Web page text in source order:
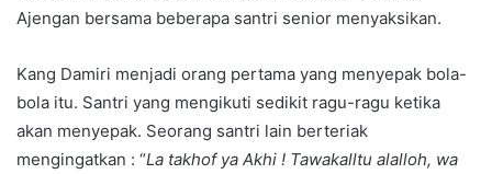
Ajengan bersama beberapa santri senior menyaksikan.
Kang Damiri menjadi orang pertama yang menyepak bola-
bola itu. Santri yang mengikuti sedikit ragu-ragu ketika
akan menyepak. Seorang santri lain berteriak
mengingatkan : “La takhof ya Akhi ! Tawakalltu alalloh, wa